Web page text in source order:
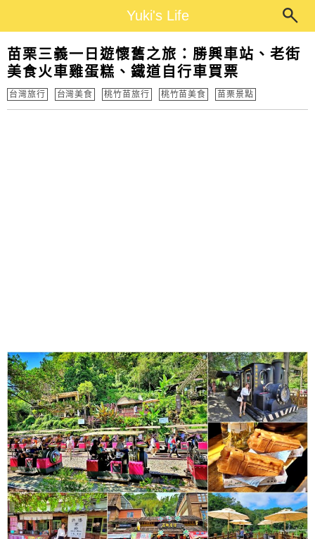
Yuki's Life
苗栗三義一日遊懷舊之旅：勝興車站、老街
美食火車雞蛋糕、鐵道自行車買票
台灣旅行 台灣美食 桃竹苗旅行 桃竹苗美食 苗栗景點